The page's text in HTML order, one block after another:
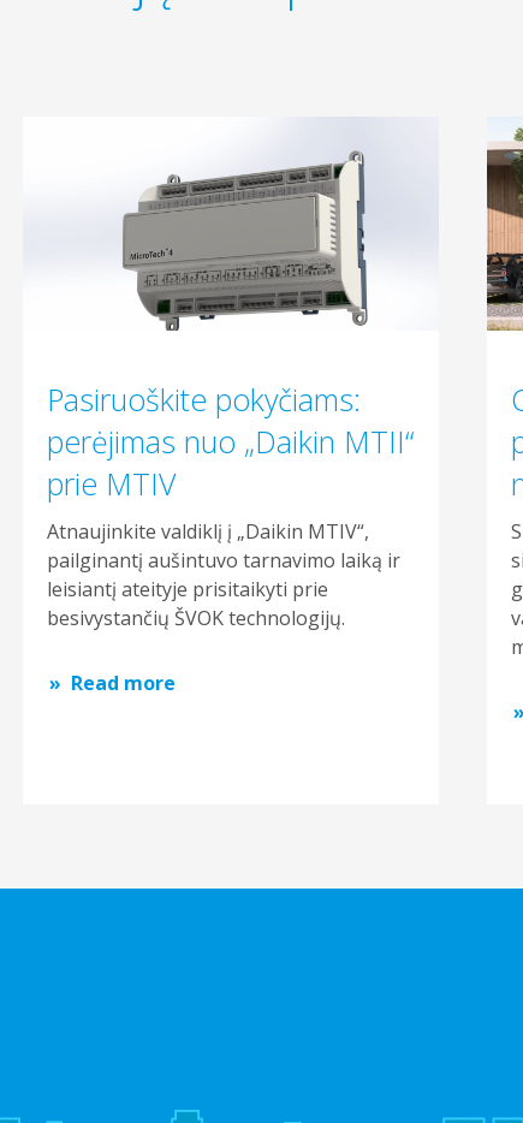
Pasiruoškite pokyčiams:
perėjimas nuo „Daikin MTII“
prie MTIV
Atnaujinkite valdiklį į „Daikin MTIV“,
pailginantį aušintuvo tarnavimo laiką ir
leisiantį ateityje prisitaikyti prie
besivystančių ŠVOK technologijų.
Read more